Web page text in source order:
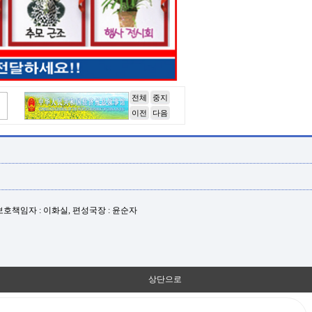
전체
중지
이전
다음
책임자 : 이화실, 편성국장 : 윤순자
상단으로